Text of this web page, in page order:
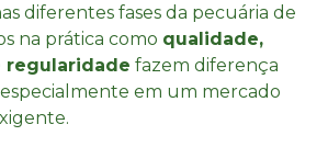
diferentes fases da pecuária de
na prática como qualidade,
regularidade fazem diferença
em um mercado